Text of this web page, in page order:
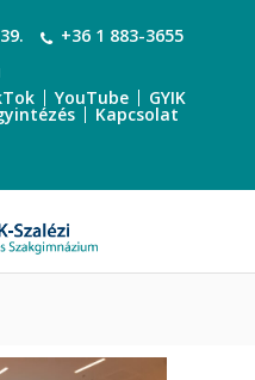
+36 1 883-3655
YouTube GYIK
Kapcsolat